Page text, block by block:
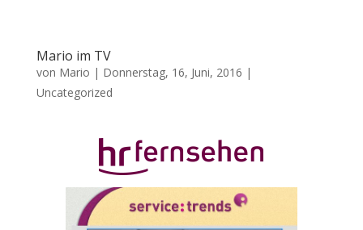
Mario im TV
von Mario | Donnerstag, 16, Juni, 2016 |
Uncategorized